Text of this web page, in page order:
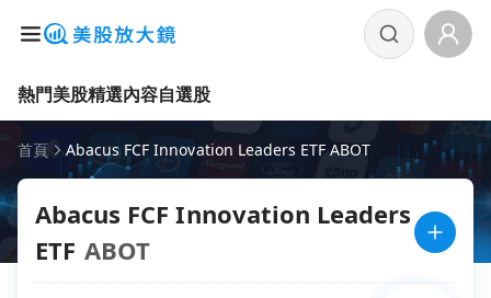
熱門美股精選內容自選股
首頁 Abacus FCF Innovation Leaders ETF ABOT
Abacus FCF Innovation Leaders
ETF ABOT